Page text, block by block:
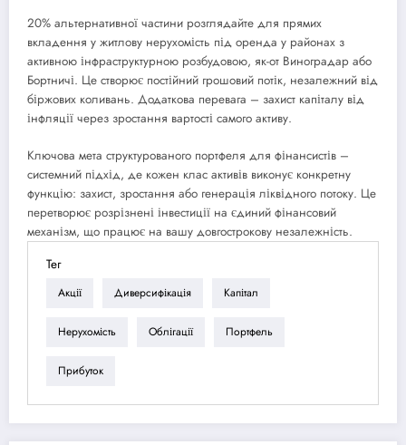
20% альтернативної частини розглядайте для прямих
вкладення у житлову нерухомість під оренда у районах з
активною інфраструктурною розбудовою, як-от Виноградар або
Бортничі. Це створює постійний грошовий потік, незалежний від
біржових коливань. Додаткова перевага – захист капіталу від
інфляції через зростання вартості самого активу.
Ключова мета структурованого портфеля для фінансистів –
системний підхід, де кожен клас активів виконує конкретну
функцію: захист, зростання або генерація ліквідного потоку. Це
перетворює розрізнені інвестиції на єдиний фінансовий
механізм, що працює на вашу довгострокову незалежність.
Тег
Акції Диверсифікація Капітал
Нерухомість Облігації Портфель
Прибуток